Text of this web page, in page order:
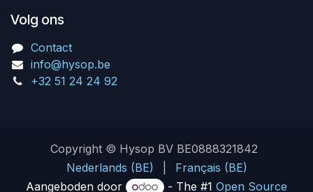
Volg ons
Contact
info@hysop.be
+32 51 24 24 92
Copyright © Hysop BV BE0888321842
Nederlands (BE)
Français (BE)
Aangeboden door
- The #1 Open Source